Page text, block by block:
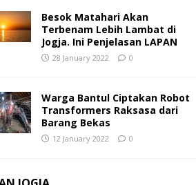
Besok Matahari Akan
Terbenam Lebih Lambat di
Jogja. Ini Penjelasan LAPAN
28 January 2022 0
Warga Bantul Ciptakan Robot
Transformers Raksasa dari
Barang Bekas
12 January 2022 0